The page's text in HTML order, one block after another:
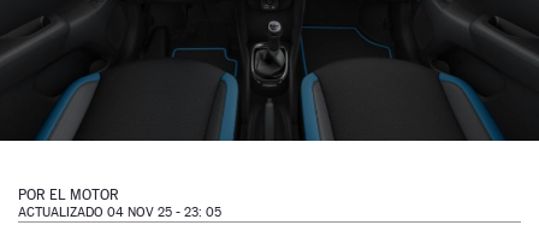
NEWSLETTER
SÍGUENOS
POR EL MOTOR
ACTUALIZADO 04 NOV 25 - 23: 05